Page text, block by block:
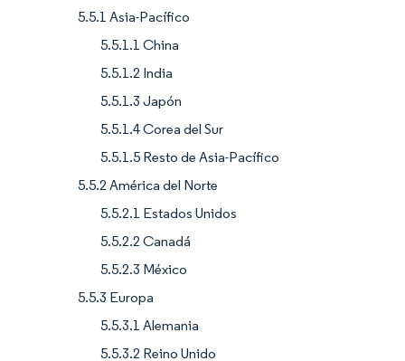
5.5.1 Asia-Pacífico
5.5.1.1 China
5.5.1.2 India
5.5.1.3 Japón
5.5.1.4 Corea del Sur
5.5.1.5 Resto de Asia-Pacífico
5.5.2 América del Norte
5.5.2.1 Estados Unidos
5.5.2.2 Canadá
5.5.2.3 México
5.5.3 Europa
5.5.3.1 Alemania
5.5.3.2 Reino Unido